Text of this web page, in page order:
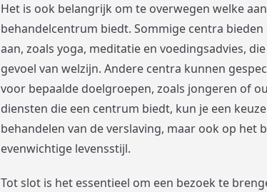
Het is ook belangrijk om te overwegen welke
behandelcentrum biedt. Sommige centra
aan, zoals yoga, meditatie en voedingsadvies,
gevoel van welzijn. Andere centra kunnen
voor bepaalde doelgroepen, zoals jongeren of
diensten die een centrum biedt, kun je een
behandelen van de verslaving, maar ook op het
evenwichtige levensstijl.
Tot slot is het essentieel om een bezoek te